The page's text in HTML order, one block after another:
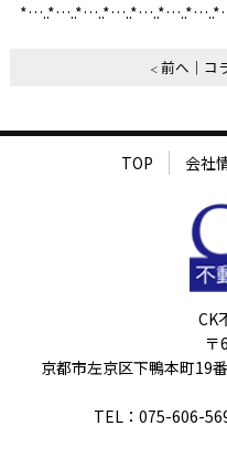
前へ コ
TOP 会社
CK
〒
京都市左京区下鴨本町19
TEL：075-606-